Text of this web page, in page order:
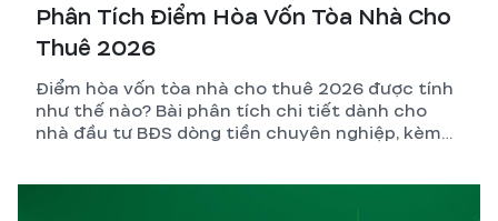
Phân Tích Điểm Hòa Vốn Tòa Nhà Cho
Thuê 2026
Điểm hòa vốn tòa nhà cho thuê 2026 được tính
như thế nào? Bài phân tích chi tiết dành cho
nhà đầu tư BĐS dòng tiền chuyên nghiệp, kèm